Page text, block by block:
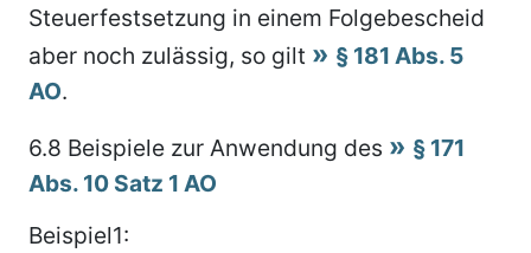
Steuerfestsetzung in einem Folgebescheid
aber noch zulässig, so gilt
§ 181 Abs. 5
AO.
6.8 Beispiele zur Anwendung des
§ 171
Abs. 10 Satz 1 AO
Beispiel1: